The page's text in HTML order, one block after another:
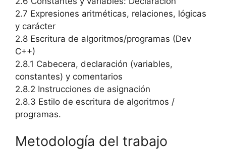
2.7 Expresiones aritméticas, relaciones, lógicas
y carácter
2.8 Escritura de algoritmos/programas (Dev
C++)
2.8.1 Cabecera, declaración (variables,
constantes) y comentarios
2.8.2 Instrucciones de asignación
2.8.3 Estilo de escritura de algoritmos /
programas.
Metodología del trabajo